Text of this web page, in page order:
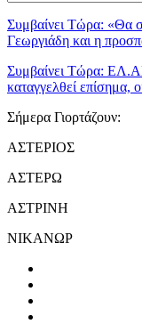
Συμβαίνει Τώρα: «Θα
Γεωργιάδη και η
Συμβαίνει Τώρα:
καταγγελθεί
Σήμερα Γιορτάζουν:
ΑΣΤΕΡΙΟΣ
ΑΣΤΕΡΩ
ΑΣΤΡΙΝΗ
ΝΙΚΑΝΩΡ